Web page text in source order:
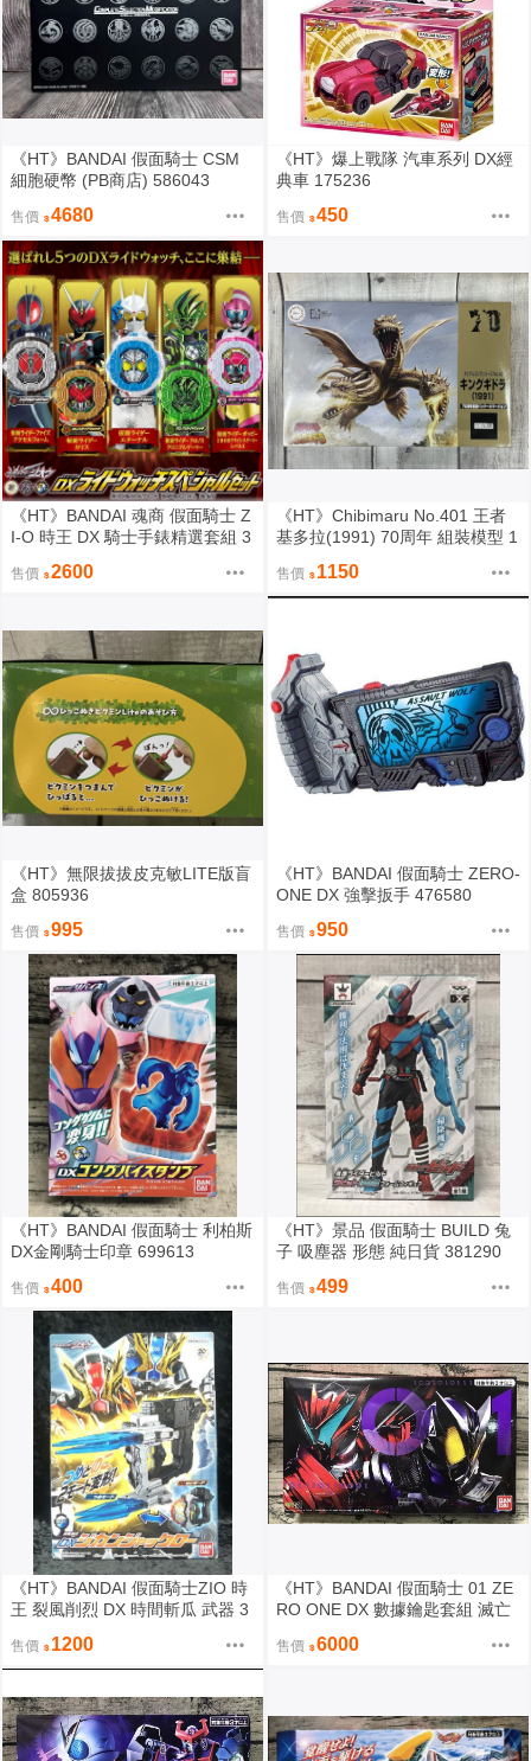
《HT》BANDAI 假面騎士 CSM
細胞硬幣 (PB商店) 586043
售價 4680
《HT》爆上戰隊 汽車系列 DX經
典車 175236
售價 450
《HT》BANDAI 魂商 假面騎士 Z
I-O 時王 DX 騎士手錶精選套組 3
售價 2600
《HT》Chibimaru No.401 王者
基多拉(1991) 70周年 組裝模型 1
售價 1150
《HT》無限拔拔皮克敏LITE版盲
盒 805936
售價 995
《HT》BANDAI 假面騎士 ZERO-
ONE DX 強擊扳手 476580
售價 950
《HT》BANDAI 假面騎士 利柏斯
DX金剛騎士印章 699613
售價 400
《HT》景品 假面騎士 BUILD 兔
子 吸塵器 形態 純日貨 381290
售價 499
《HT》BANDAI 假面騎士ZIO 時
王 裂風削烈 DX 時間斬瓜 武器 3
售價 1200
《HT》BANDAI 假面騎士 01 ZE
RO ONE DX 數據鑰匙套組 滅亡
售價 6000